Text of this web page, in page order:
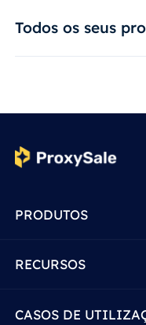
Todos os seus
PRODUTOS
RECURSOS
CASOS DE